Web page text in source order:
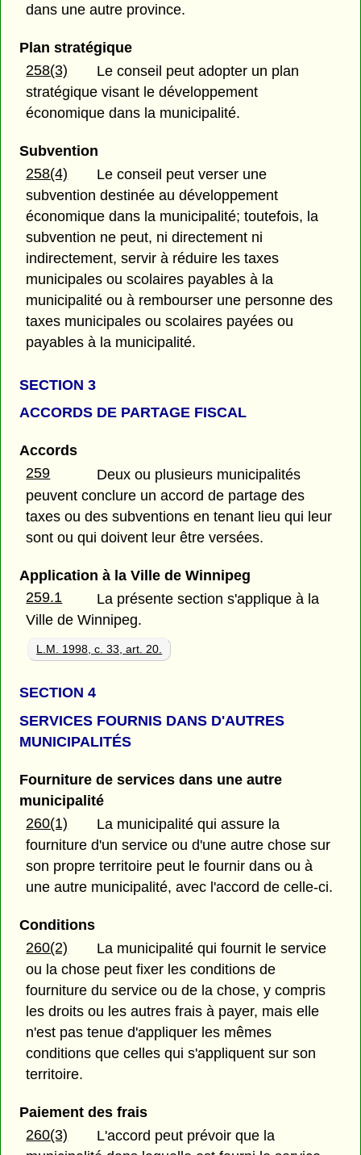
dans une autre province.
Plan stratégique
258(3)
Le conseil peut adopter un plan
stratégique visant le développement
économique dans la municipalité.
Subvention
258(4)
Le conseil peut verser une
subvention destinée au développement
économique dans la municipalité; toutefois, la
subvention ne peut, ni directement ni
indirectement, servir à réduire les taxes
municipales ou scolaires payables à la
municipalité ou à rembourser une personne des
taxes municipales ou scolaires payées ou
payables à la municipalité.
SECTION 3
ACCORDS DE PARTAGE FISCAL
Accords
259
Deux ou plusieurs municipalités
peuvent conclure un accord de partage des
taxes ou des subventions en tenant lieu qui leur
sont ou qui doivent leur être versées.
Application à la Ville de Winnipeg
259.1
La présente section s'applique à la
Ville de Winnipeg.
L.M. 1998, c. 33, art. 20.
SECTION 4
SERVICES FOURNIS DANS D'AUTRES
MUNICIPALITÉS
Fourniture de services dans une autre
municipalité
260(1)
La municipalité qui assure la
fourniture d'un service ou d'une autre chose sur
son propre territoire peut le fournir dans ou à
une autre municipalité, avec l'accord de celle-ci.
Conditions
260(2)
La municipalité qui fournit le service
ou la chose peut fixer les conditions de
fourniture du service ou de la chose, y compris
les droits ou les autres frais à payer, mais elle
n'est pas tenue d'appliquer les mêmes
conditions que celles qui s'appliquent sur son
territoire.
Paiement des frais
260(3)
L'accord peut prévoir que la